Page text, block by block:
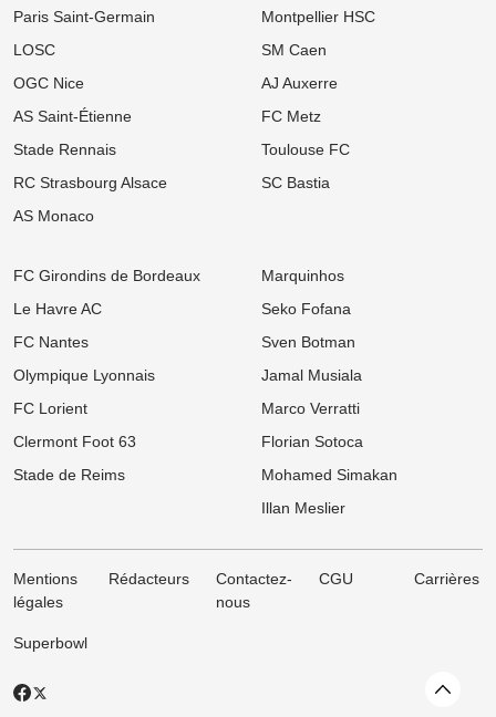
Mercato Lens : La relance surprise d'un ancien flop de Ligue 1
tentée par les Sang et Or
11:00 Ligue 1
Bundesliga recale Marseille
10:00 Ligue 1
OL : Pourquoi Paulo Fonseca va quitter le club à l'issue de son
Mercato OM : Newcastle veut piller Marseille et vise un taulier pour
15 M€
07/08 Ligue 1
départ
07/08 Ligue 1
Mercato OM : OM : Le Bayer Leverkusen fait sauter le verrou pour
Facundo Medina
OL - Sparta Prague : L'affluence s'enflamme au Parc OL malgré la
Paris Saint-Germain
LOSC
OGC Nice
AS Saint-Étienne
Stade Rennais
RC Strasbourg Alsace
AS Monaco
Montpellier HSC
SM Caen
AJ Auxerre
FC Metz
Toulouse FC
SC Bastia
FC Girondins de Bordeaux
Le Havre AC
FC Nantes
Olympique Lyonnais
FC Lorient
Clermont Foot 63
Stade de Reims
Marquinhos
Seko Fofana
Sven Botman
Jamal Musiala
Marco Verratti
Florian Sotoca
Mohamed Simakan
Illan Meslier
Mentions
légales
Rédacteurs
Contactez-
nous
CGU Carrières
Superbowl